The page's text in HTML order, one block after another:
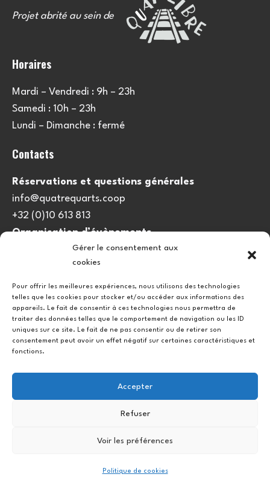
Gérer le consentement aux
cookies
Pour offrir les meilleures expériences, nous utilisons des technologies
telles que les cookies pour stocker et/ou accéder aux informations des
appareils. Le fait de consentir à ces technologies nous permettra de
traiter des données telles que le comportement de navigation ou les ID
uniques sur ce site. Le fait de ne pas consentir ou de retirer son
consentement peut avoir un effet négatif sur certaines caractéristiques et
fonctions.
Accepter
Refuser
Voir les préférences
Politique de cookies
Projet abrité au sein de
Horaires
Mardi – Vendredi : 9h – 23h
Samedi : 10h – 23h
Lundi – Dimanche : fermé
Contacts
Réservations et questions générales
info@quatrequarts.coop
+32 (0)10 613 813
Organisation d’évènements
viedulieu@quatrequarts.coop
Politique de cookies (UE)